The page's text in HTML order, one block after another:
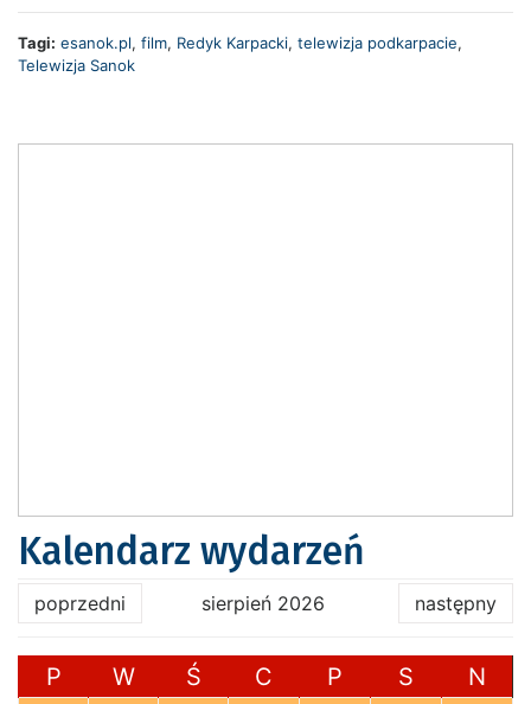
Tagi: esanok.pl, film, Redyk Karpacki, telewizja podkarpacie,
Telewizja Sanok
Kalendarz wydarzeń
poprzedni sierpień 2026 następny
P W Ś C P S N